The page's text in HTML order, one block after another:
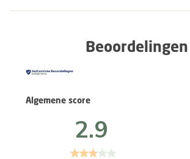
Beoordelingen
Algemene score
2.9